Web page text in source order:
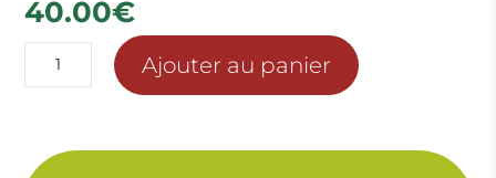
40.00€
quantité
de
DANS
Ajouter au panier